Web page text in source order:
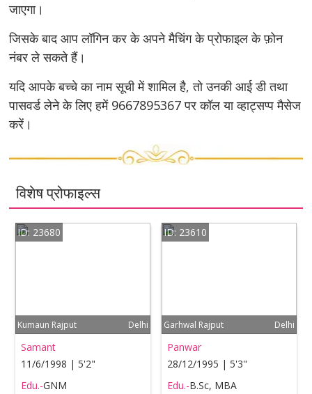
जाएगा।
जिसके बाद आप लॉगिन कर के अपने मैचिंग के प्रोफाइल के फ़ोन
नंबर ले सकते हैं।
यदि आपके बच्चे का नाम सूची में शामिल है, तो उनकी आई डी तथा
पासवर्ड लेने के लिए हमें 9667895367 पर कॉल या व्हाट्सप्प मैसेज
करें।
विशेष प्रोफाइल्स
ID: 23680
Kumaun Rajput Delhi
Samant
11/6/1998 | 5'2"
Edu.-GNM
ID: 23610
Garhwal Rajput Delhi
Panwar
28/12/1995 | 5'3"
Edu.-B.Sc, MBA